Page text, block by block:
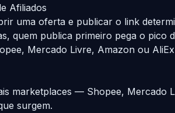
Afiliados
uma oferta e publicar o link
quem publica primeiro pega o
Mercado Livre, Amazon ou
marketplaces — Shopee,
surgem.